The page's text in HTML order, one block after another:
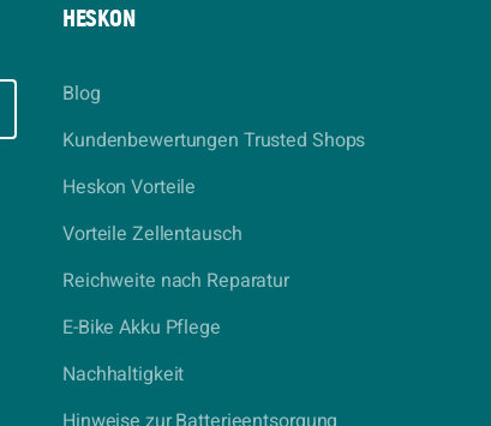
HESKON
Blog
Kundenbewertungen Trusted Shops
Heskon Vorteile
Vorteile Zellentausch
Reichweite nach Reparatur
E-Bike Akku Pflege
Nachhaltigkeit